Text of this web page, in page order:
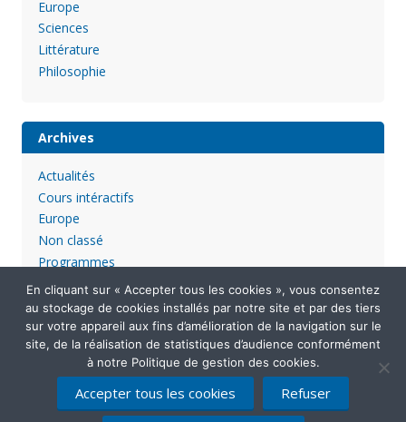
Europe
Sciences
Littérature
Philosophie
Archives
Actualités
Cours intéractifs
Europe
Non classé
Programmes
Mentions légales Politique de confidentialité
En cliquant sur « Accepter tous les cookies », vous consentez
au stockage de cookies installés par notre site et par des tiers
sur votre appareil aux fins d’amélioration de la navigation sur le
site, de la réalisation de statistiques d’audience conformément
à notre Politique de gestion des cookies.
Accepter tous les cookies Refuser